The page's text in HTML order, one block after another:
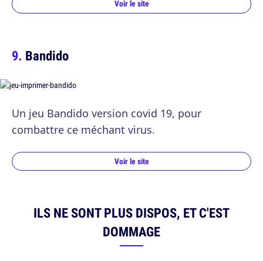
Voir le site
Bandido
Un jeu Bandido version covid 19, pour
combattre ce méchant virus.
Voir le site
ILS NE SONT PLUS DISPOS, ET C'EST
DOMMAGE